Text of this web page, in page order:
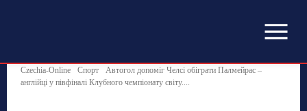
Czechia-Online Спорт
Автогол допоміг Челсі обіграти Палмейрас –
англійці у півфіналі Клубного чемпіонату світу....